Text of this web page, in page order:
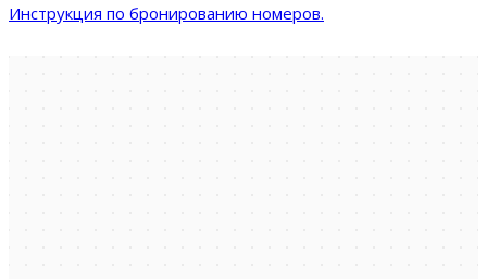
Инструкция по бронированию номеров.